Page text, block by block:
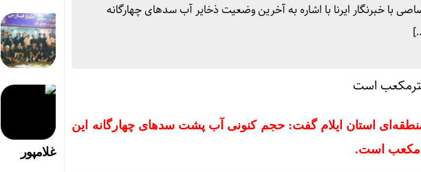
خبرنگار ایرنا با اشاره به آخرین وضعیت ذخایر آب سدهای چهارگانه
استان ایلام گفت: حجم کنونی آب پشت سدهای چهارگانه این
غلامپور